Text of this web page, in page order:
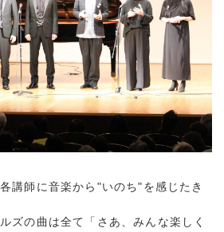
講師に音楽から"いのち"を感じたき
ズの曲は全て「さあ、みんな楽しく